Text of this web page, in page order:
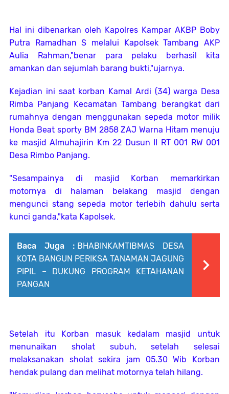
Hal ini dibenarkan oleh Kapolres Kampar AKBP Boby
Putra Ramadhan S melalui Kapolsek Tambang AKP
Aulia Rahman,"benar para pelaku berhasil kita
amankan dan sejumlah barang bukti,"ujarnya.
Kejadian ini saat korban Kamal Ardi (34) warga Desa
Rimba Panjang Kecamatan Tambang berangkat dari
rumahnya dengan menggunakan sepeda motor milik
Honda Beat sporty BM 2858 ZAJ Warna Hitam menuju
ke masjid Almuhajirin Km 22 Dusun II RT 001 RW 001
Desa Rimbo Panjang.
"Sesampainya di masjid Korban memarkirkan
motornya di halaman belakang masjid dengan
mengunci stang sepeda motor terlebih dahulu serta
kunci ganda,"kata Kapolsek.
Baca Juga : BHABINKAMTIBMAS DESA
KOTA BANGUN PERIKSA TANAMAN JAGUNG
PIPIL – DUKUNG PROGRAM KETAHANAN
PANGAN
Setelah itu Korban masuk kedalam masjid untuk
menunaikan sholat subuh, setelah selesai
melaksanakan sholat sekira jam 05.30 Wib Korban
hendak pulang dan melihat motornya telah hilang.